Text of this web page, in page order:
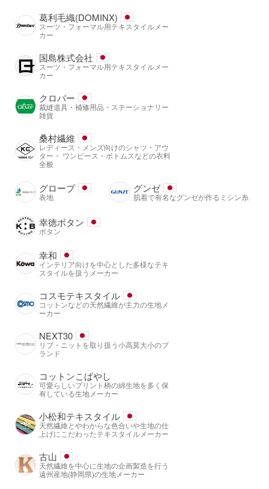
葛利毛織(DOMINX)
スーツ・フォーマル用テキスタイルメー
カー
国島株式会社
スーツ・フォーマル用テキスタイルメー
カー
クロバー
裁縫道具・補修用品・ステーショナリー
雑貨
桑村繊維
レディース・メンズ向けのシャツ・アウ
ター・ ワンピース・ボトムスなどの衣料
全般
グローブ
表地
グンゼ
肌着で有名なグンゼが作るミシン糸
幸徳ボタン
ボタン
幸和
インテリア向けを中心とした多様なテキ
スタイルを扱うメーカー
コスモテキスタイル
コットンなどの天然繊維が主力の生地メ
ーカー
NEXT30
リブ・ニットを取り扱う小高莫大小のブ
ランド
コットンこばやし
可愛らしいプリント柄の綿生地を多く保
有している生地メーカー
小松和テキスタイル
天然繊維とやわからな色合いや生地の仕
上げにこだわったテキスタイルメーカー
古山
天然繊維を中心に生地の企画製造を行う
遠州産地(静岡県)の生地メーカー